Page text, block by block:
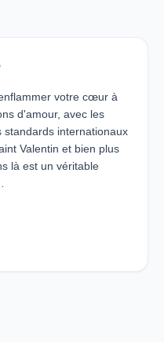
votre cœur à
d'amour, avec les
standards internationaux
Valentin et bien plus
là est un véritable